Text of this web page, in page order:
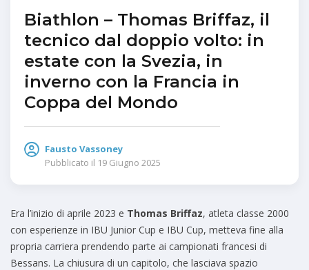
Biathlon – Thomas Briffaz, il
tecnico dal doppio volto: in
estate con la Svezia, in
inverno con la Francia in
Coppa del Mondo
Fausto Vassoney
Pubblicato il 19 Giugno 2025
Era l’inizio di aprile 2023 e Thomas Briffaz, atleta classe 2000
con esperienze in IBU Junior Cup e IBU Cup, metteva fine alla
propria carriera prendendo parte ai campionati francesi di
Bessans. La chiusura di un capitolo, che lasciava spazio